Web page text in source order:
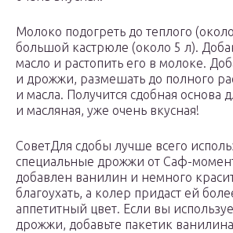
Молоко подогреть до теплого
большой кастрюле (около 5 л).
масло и растопить его в молоке.
и дрожжи, размешать до полного
и масла. Получится сдобная основа
и масляная, уже очень вкусная!
СоветДля сдобы лучше всего
специальные дрожжи от Саф-
добавлен ванилин и немного
благоухать, а колер придаст ей
аппетитный цвет. Если вы
дрожжи, добавьте пакетик